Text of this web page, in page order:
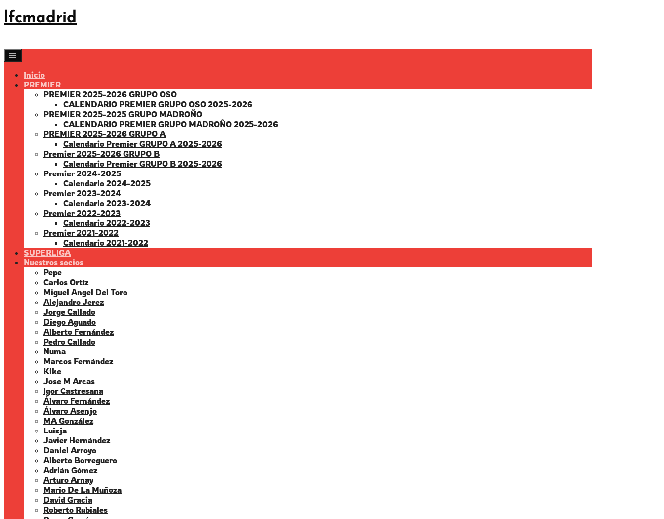
Saltar
al
lfcmadrid
Inicio
PREMIER
PREMIER 2025-2026 GRUPO OSO
CALENDARIO PREMIER GRUPO OSO 2025-2026
PREMIER 2025-2025 GRUPO MADROÑO
CALENDARIO PREMIER GRUPO MADROÑO 2025-2026
PREMIER 2025-2026 GRUPO A
Calendario Premier GRUPO A 2025-2026
Premier 2025-2026 GRUPO B
Calendario Premier GRUPO B 2025-2026
Premier 2024-2025
Calendario 2024-2025
Premier 2023-2024
Calendario 2023-2024
Premier 2022-2023
Calendario 2022-2023
Premier 2021-2022
Calendario 2021-2022
SUPERLIGA
Nuestros socios
Pepe
Carlos Ortíz
Miguel Angel Del Toro
Alejandro Jerez
Jorge Callado
Diego Aguado
Alberto Fernández
Pedro Callado
Numa
Marcos Fernández
Kike
Jose M Arcas
Igor Castresana
Álvaro Fernández
Álvaro Asenjo
MA González
Luisja
Javier Hernández
Daniel Arroyo
Alberto Borreguero
Adrián Gómez
Arturo Arnay
Mario De La Muñoza
David Gracia
Roberto Rubiales